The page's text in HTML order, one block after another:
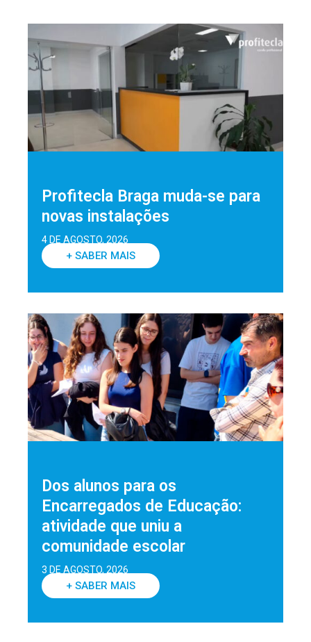
Profitecla Braga muda-se para
novas instalações
4 DE AGOSTO, 2026
+ SABER MAIS
Dos alunos para os
Encarregados de Educação:
atividade que uniu a
comunidade escolar
3 DE AGOSTO, 2026
+ SABER MAIS